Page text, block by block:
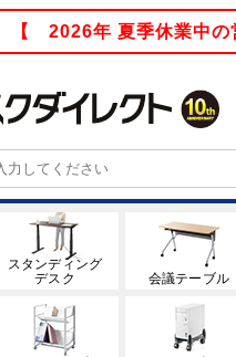
【 2026年 夏季休業中
スタンディング
デスク
会議テーブル